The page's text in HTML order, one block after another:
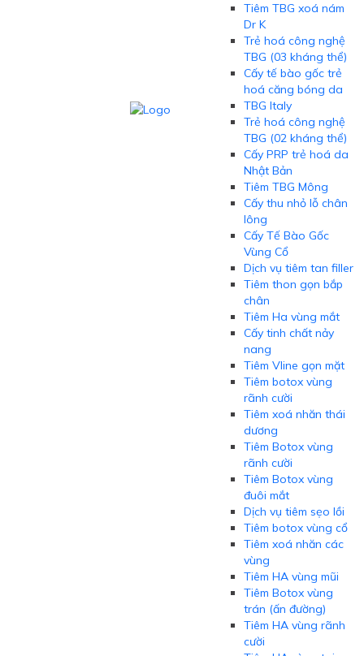
Tiêm TBG xoá nám
Dr K
Trẻ hoá công nghệ
TBG (03 kháng thể)
Cấy tế bào gốc trẻ
hoá căng bóng da
TBG Italy
Trẻ hoá công nghệ
TBG (02 kháng thể)
Cấy PRP trẻ hoá da
Nhật Bản
Tiêm TBG Mông
Cấy thu nhỏ lỗ chân
lông
Cấy Tế Bào Gốc
Vùng Cổ
Dịch vụ tiêm tan filler
Tiêm thon gọn bắp
chân
Tiêm Ha vùng mắt
Cấy tinh chất nảy
nang
Tiêm Vline gọn mặt
Tiêm botox vùng
rãnh cười
Tiêm xoá nhăn thái
dương
Tiêm Botox vùng
rãnh cười
Tiêm Botox vùng
đuôi mắt
Dịch vụ tiêm sẹo lồi
Tiêm botox vùng cổ
Tiêm xoá nhăn các
vùng
Tiêm HA vùng mũi
Tiêm Botox vùng
trán (ấn đường)
Tiêm HA vùng rãnh
cười